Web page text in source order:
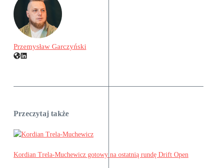
Przemysław Garczyński
Przeczytaj także
Kordian Trela-Muchewicz gotowy na ostatnią rundę Drift Open